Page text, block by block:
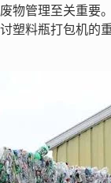
物管理至关重要。
塑料瓶打包机的